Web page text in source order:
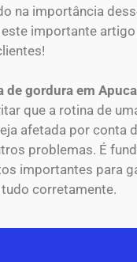
na importância
importante
de gordura em
que a rotina de
afetada por conta
problemas. É
importantes para
corretamente.